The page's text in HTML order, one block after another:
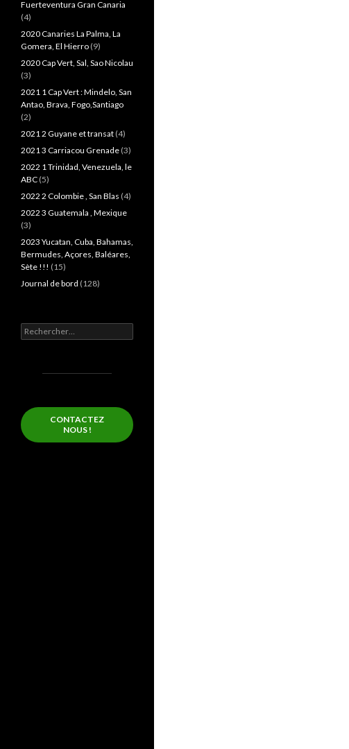
Fuerteventura Gran Canaria
(4)
2020 Canaries La Palma, La
Gomera, El Hierro (9)
2020 Cap Vert, Sal, Sao Nicolau
(3)
2021 1 Cap Vert : Mindelo, San
Antao, Brava, Fogo,Santiago
(2)
2021 2 Guyane et transat (4)
2021 3 Carriacou Grenade (3)
2022 1 Trinidad, Venezuela, le
ABC (5)
2022 2 Colombie , San Blas (4)
2022 3 Guatemala , Mexique
(3)
2023 Yucatan, Cuba, Bahamas,
Bermudes, Açores, Baléares,
Sète !!! (15)
Journal de bord (128)
Rechercher :
CONTACTEZ
NOUS !